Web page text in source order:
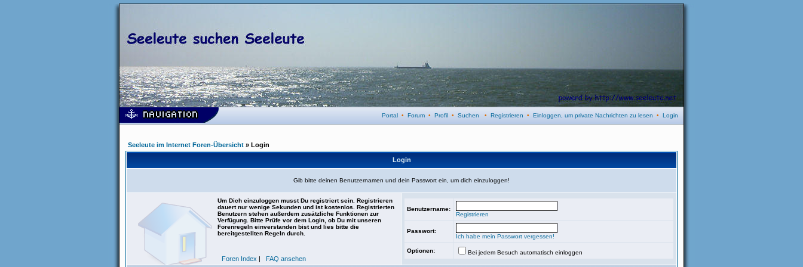
Portal • Forum • Profil • Suchen • Registrieren • Einloggen, um private Nachrichten zu lesen • Login
Seeleute im Internet Foren-Übersicht » Login
Login
Gib bitte deinen Benutzernamen und dein Passwort ein, um dich einzuloggen!
Um Dich einzuloggen musst Du registriert sein. Registrieren
dauert nur wenige Sekunden und ist kostenlos. Registrierten
Benutzern stehen außerdem zusätzliche Funktionen zur
Verfügung. Bitte Prüfe vor dem Login, ob Du mit unseren
Forenregeln einverstanden bist und lies bitte die
bereitgestellten Regeln durch.
Foren Index | FAQ ansehen
Benutzername:
Registrieren
Passwort:
Ich habe mein Passwort vergessen!
Optionen: Bei jedem Besuch automatisch einloggen